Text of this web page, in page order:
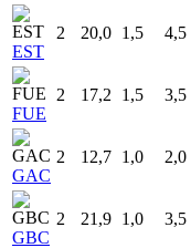
EST
2 20,0 1,5 4,5
FUE
2 17,2 1,5 3,5
GAC
2 12,7 1,0 2,0
GBC
2 21,9 1,0 3,5